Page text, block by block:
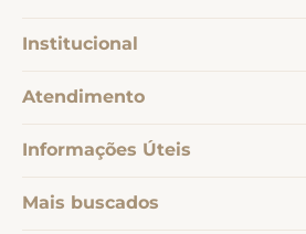
Institucional
Atendimento
Informações Úteis
Mais buscados